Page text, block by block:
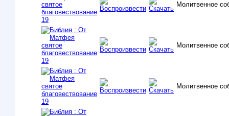
Молитвенное
Молитвенное
Молитвенное